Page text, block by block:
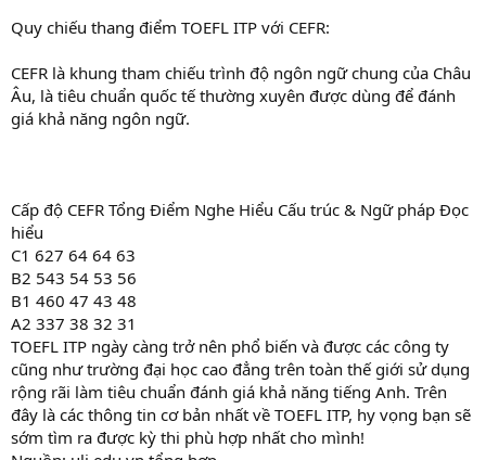
Quy chiếu thang điểm TOEFL ITP với CEFR:
CEFR là khung tham chiếu trình độ ngôn ngữ chung của Châu
Âu, là tiêu chuẩn quốc tế thường xuyên được dùng để đánh
giá khả năng ngôn ngữ.
Cấp độ CEFR Tổng Điểm Nghe Hiểu Cấu trúc & Ngữ pháp Đọc
hiểu
C1 627 64 64 63
B2 543 54 53 56
B1 460 47 43 48
A2 337 38 32 31
TOEFL ITP ngày càng trở nên phổ biến và được các công ty
cũng như trường đại học cao đẳng trên toàn thế giới sử dụng
rộng rãi làm tiêu chuẩn đánh giá khả năng tiếng Anh. Trên
đây là các thông tin cơ bản nhất về TOEFL ITP, hy vọng bạn sẽ
sớm tìm ra được kỳ thi phù hợp nhất cho mình!